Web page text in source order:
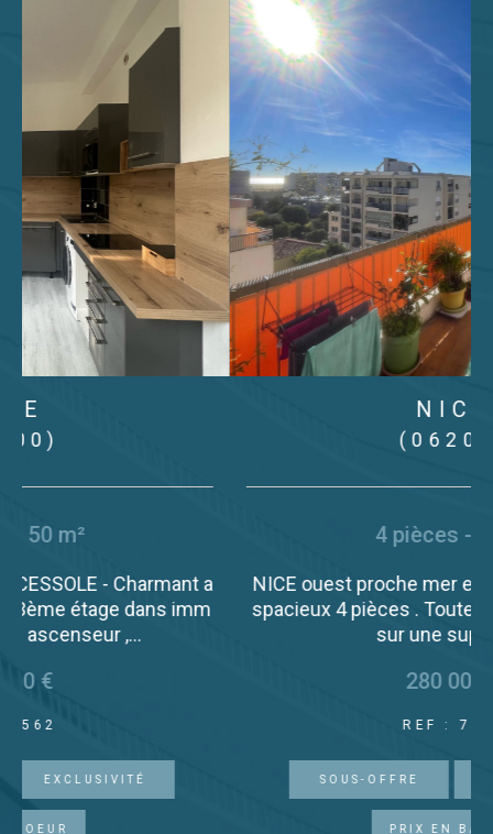
NICE ouest proche mer et tram , dernier etage,
spacieux 4 pièces . Toutes les pièces donnent
SOUS-OFFRE EXCLUSIVITÉ